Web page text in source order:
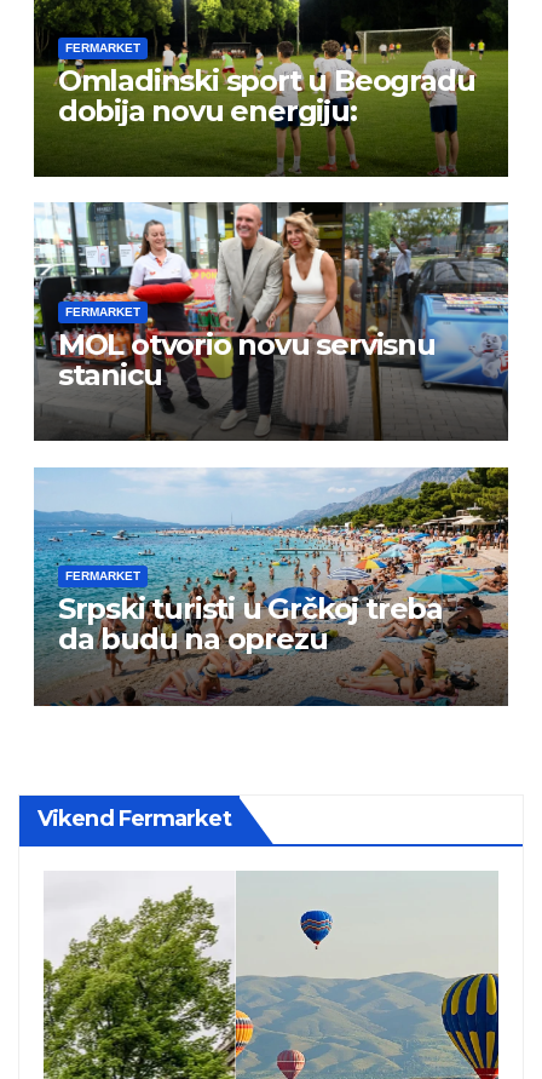
FERMARKET
Omladinski sport u Beogradu
dobija novu energiju:
FERMARKET
MOL otvorio novu servisnu
stanicu
FERMARKET
Srpski turisti u Grčkoj treba
da budu na oprezu
Vikend Fermarket